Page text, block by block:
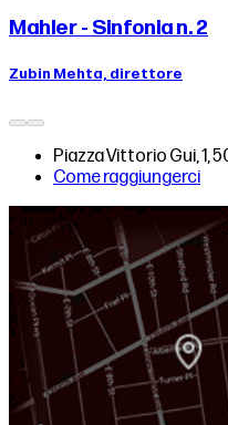
Mahler - Sinfonia n. 2
Zubin Mehta, direttore
Piazza Vittorio Gui, 1,
Come raggiungerci